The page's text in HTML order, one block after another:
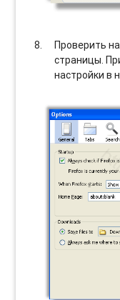
Проверить
страницы.
настройки в